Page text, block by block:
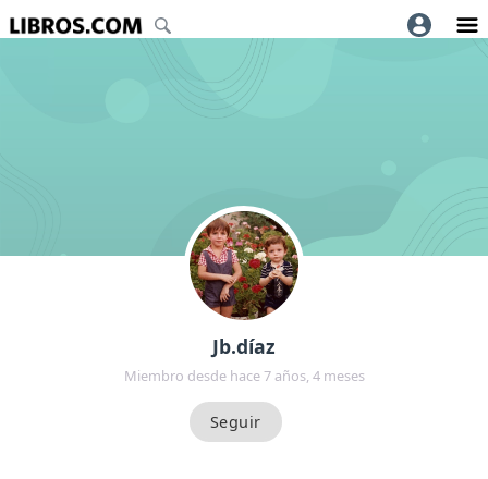
Jb.díaz
Miembro desde hace 7 años, 4 meses